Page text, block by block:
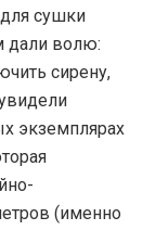
сушки
дали волю:
сирену,
экземплярах
(именно